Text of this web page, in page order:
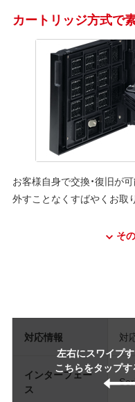
カートリッジ方式で
お客様自身で交換・復旧が
外すことなくすばやくお取
そ
左右にスワイプす
こちらをタップす
対応情報 対
インターフェー
ス